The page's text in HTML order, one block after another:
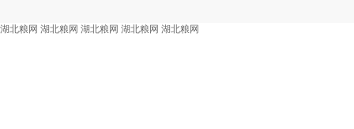
湖北粮网 湖北粮网 湖北粮网 湖北粮网 湖北粮网